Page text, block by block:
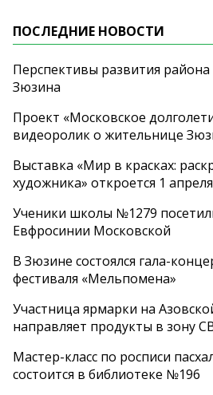
ПОСЛЕДНИЕ НОВОСТИ
Перспективы развития района
Зюзина
Проект «Московское
видеоролик о жительнице
Выставка «Мир в красках:
художника» откроется 1
Ученики школы №1279
Евфросинии Московской
В Зюзине состоялся гала-
фестиваля «Мельпомена»
Участница ярмарки на
направляет продукты в зону
Мастер-класс по росписи
состоится в библиотеке №196